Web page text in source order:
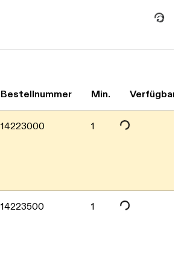
Bestellnummer Min.
14223000 1
Daten werden geladen. Bitte warten...
14223500 1
Daten werden geladen. Bitte warten...